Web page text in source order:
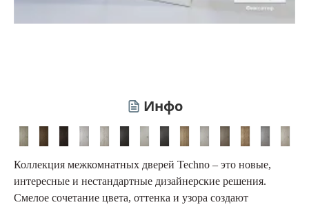
Инфо
Коллекция межкомнатных дверей Techno – это новые,
интересные и нестандартные дизайнерские решения.
Смелое сочетание цвета, оттенка и узора создают